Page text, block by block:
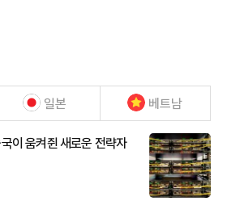
일본 베트남
이 움켜쥔 새로운 전략자